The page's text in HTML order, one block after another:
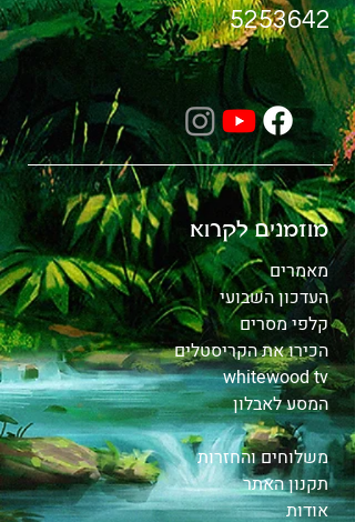
5253642
מוזמנים לקרוא
מאמרים
העדכון השבועי
קלפי מסרים
הכירו את הקריסטלים
whitewood tv
המסע לאבלון
משלוחים והחזרות
תקנון האתר
אודות